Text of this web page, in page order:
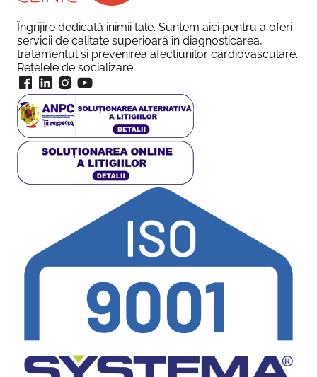
Îngrijire dedicată inimii tale. Suntem aici pentru a oferi
servicii de calitate superioară în diagnosticarea,
tratamentul și prevenirea afecțiunilor cardiovasculare.
Rețelele de socializare